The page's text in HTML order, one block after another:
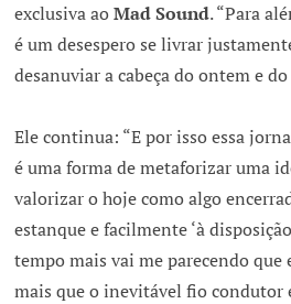
exclusiva aoMad Sound. “Para
é um desespero se livrar
desanuviar a cabeça do ontem e do
Ele continua: “E por isso essa
é uma forma de metaforizar uma
valorizar o hoje como algo
estanque e facilmente ‘à
tempo mais vai me parecendo que
mais que o inevitável fio condutor